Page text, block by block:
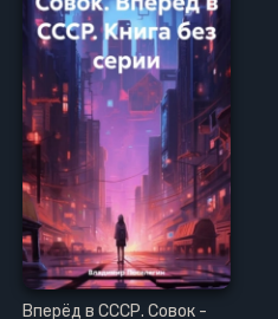
Вперёд в СССР. Совок -